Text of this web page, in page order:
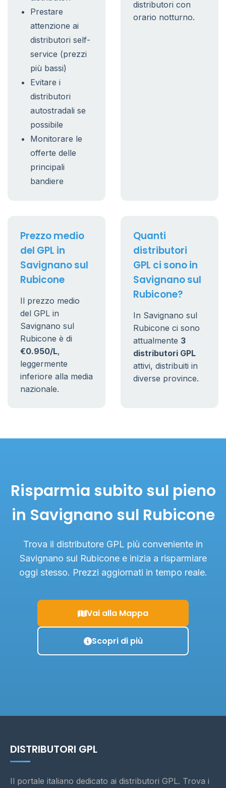
Prestare
attenzione ai
distributori self-
service (prezzi
più bassi)
Evitare i
distributori
autostradali se
possibile
Monitorare le
offerte delle
principali
bandiere
distributori con
orario notturno.
Prezzo medio
del GPL in
Savignano sul
Rubicone
Il prezzo medio
del GPL in
Savignano sul
Rubicone è di
€0.950/L,
leggermente
inferiore alla media
nazionale.
Quanti
distributori
GPL ci sono in
Savignano sul
Rubicone?
In Savignano sul
Rubicone ci sono
attualmente 3
distributori GPL
attivi, distribuiti in
diverse province.
Risparmia subito sul pieno
in Savignano sul Rubicone
Trova il distributore GPL più conveniente in
Savignano sul Rubicone e inizia a risparmiare
oggi stesso. Prezzi aggiornati in tempo reale.
Vai alla Mappa
Scopri di più
DISTRIBUTORI GPL
Il portale italiano dedicato ai distributori GPL. Trova i